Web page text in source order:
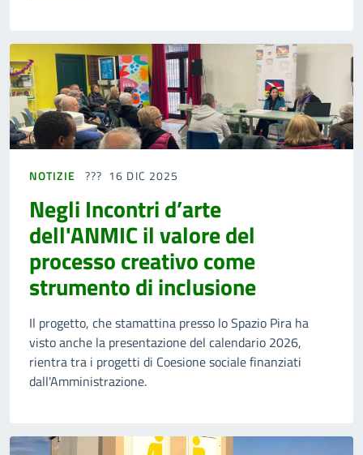
NOTIZIE 16 DIC 2025
Negli Incontri d’arte
dell'ANMIC il valore del
processo creativo come
strumento di inclusione
Il progetto, che stamattina presso lo Spazio Pira ha
visto anche la presentazione del calendario 2026,
rientra tra i progetti di Coesione sociale finanziati
dall'Amministrazione.